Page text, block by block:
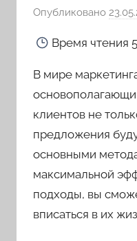
Опубликовано
Время чтения
В мире
клиентов не
предложения
основными
максимальной
подходы, вы
вписаться в их